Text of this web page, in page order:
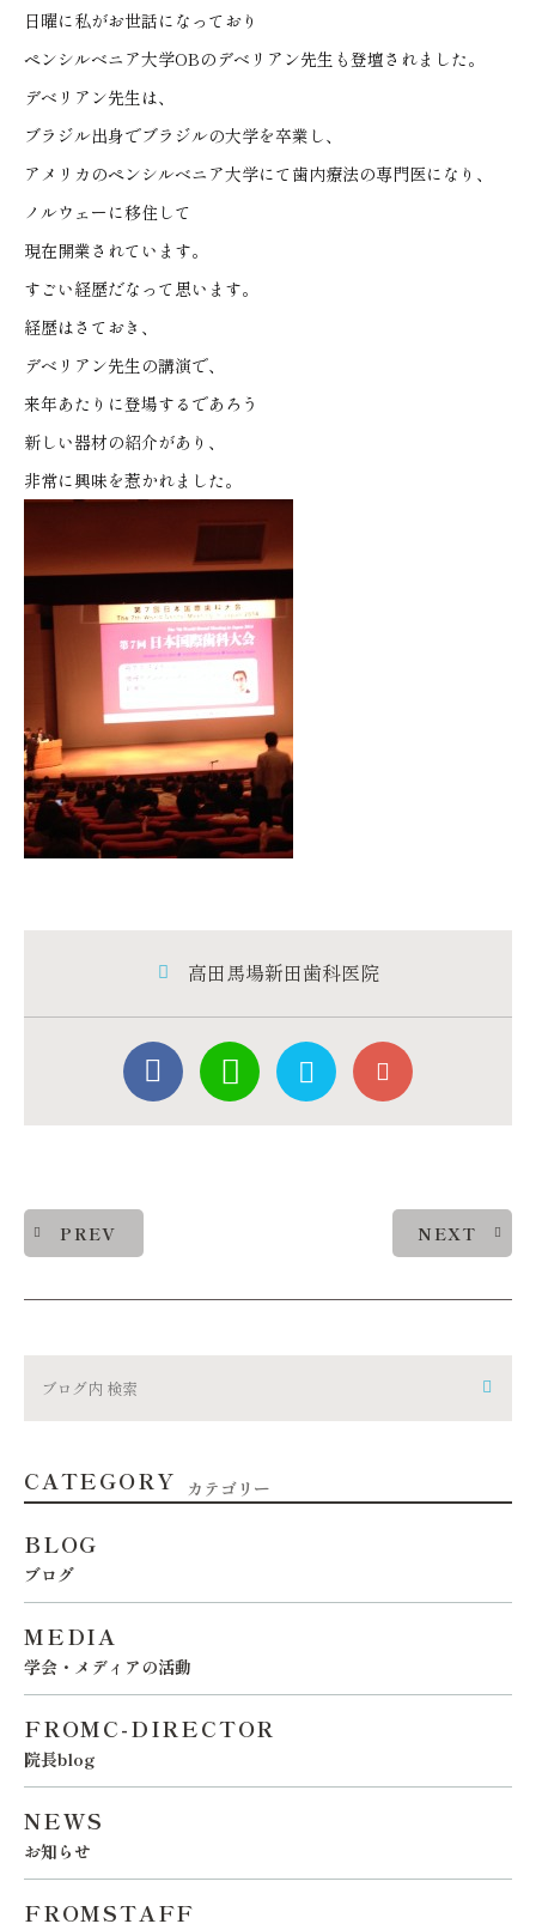
日曜に私がお世話になっており
ペンシルベニア大学OBのデベリアン先生も登壇されました。
デベリアン先生は、
ブラジル出身でブラジルの大学を卒業し、
アメリカのペンシルベニア大学にて歯内療法の専門医になり、
ノルウェーに移住して
現在開業されています。
すごい経歴だなって思います。
経歴はさておき、
デベリアン先生の講演で、
来年あたりに登場するであろう
新しい器材の紹介があり、
非常に興味を惹かれました。
高田馬場新田歯科医院
PREV NEXT
CATEGORY カテゴリー
BLOG
ブログ
MEDIA
学会・メディアの活動
FROMC-DIRECTOR
院長blog
NEWS
お知らせ
FROMSTAFF